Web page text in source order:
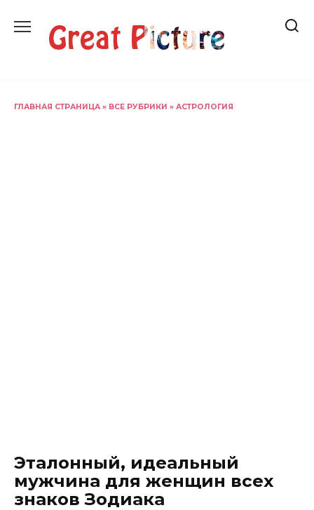
содержанию
ГЛАВНАЯ СТРАНИЦА » ВСЕ РУБРИКИ » АСТРОЛОГИЯ
Эталонный, идеальный
мужчина для женщин всех
знаков Зодиака